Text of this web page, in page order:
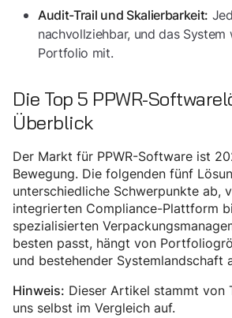
Audit-Trail und Skalierbarkeit:
nachvollziehbar, und das
Portfolio mit.
Die Top 5 PPWR-
Überblick
Der Markt für PPWR-Software ist
Bewegung. Die folgenden fünf
unterschiedliche Schwerpunkte ab,
integrierten Compliance-Plattform
spezialisierten
besten passt, hängt von
und bestehender Systemlandschaft
Hinweis: Dieser Artikel stammt von
uns selbst im Vergleich auf.